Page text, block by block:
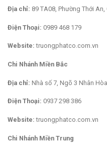
Địa chỉ: 89 TA08, Phường Thới An,
Điện Thoại: 0989 468 179
Website: truongphatco.com.vn
Chi Nhánh Miền Bắc
Địa chỉ: Nhà số 7, Ngõ 3 Nhân
Điện Thoại: 0937 298 386
Website: truongphatco.com.vn
Chi Nhánh Miền Trung